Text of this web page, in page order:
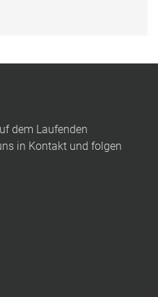
dem Laufenden
in Kontakt und folgen